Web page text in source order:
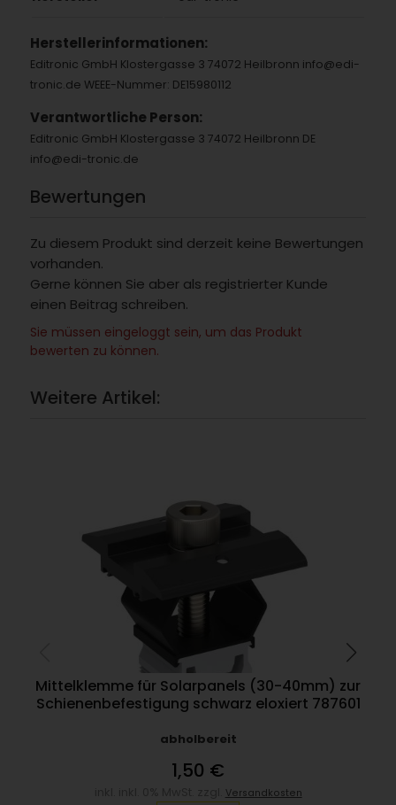
Herstellerinformationen:
Editronic GmbH Klostergasse 3 74072 Heilbronn info@edi-
tronic.de WEEE-Nummer: DE15980112
Verantwortliche Person:
Editronic GmbH Klostergasse 3 74072 Heilbronn DE
info@edi-tronic.de
Bewertungen
Zu diesem Produkt sind derzeit keine Bewertungen
vorhanden.
Gerne können Sie aber als registrierter Kunde
einen Beitrag schreiben.
Sie müssen eingeloggt sein, um das Produkt
bewerten zu können.
Weitere Artikel:
Mittelklemme für Solarpanels (30-40mm) zur
Schienenbefestigung schwarz eloxiert 787601
abholbereit
1,50 €
Versandkosten